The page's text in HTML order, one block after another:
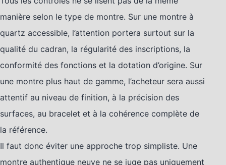
manière selon le type de montre. Sur une montre à
quartz accessible, l’attention portera surtout sur la
qualité du cadran, la régularité des inscriptions, la
conformité des fonctions et la dotation d’origine. Sur
une montre plus haut de gamme, l’acheteur sera aussi
attentif au niveau de finition, à la précision des
surfaces, au bracelet et à la cohérence complète de
la référence.
Il faut donc éviter une approche trop simpliste. Une
montre authentique neuve ne se juge pas uniquement